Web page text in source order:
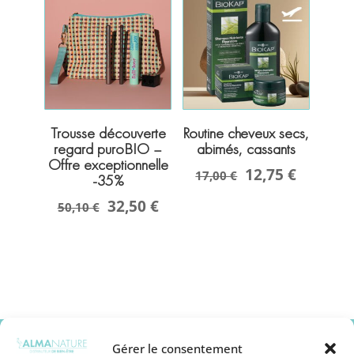
Gérer le consentement
Trousse découverte
regard puroBIO –
Offre exceptionnelle
-35%
50,10 € 32,50 €
Routine cheveux secs,
abimés, cassants
17,00 € 12,75 €